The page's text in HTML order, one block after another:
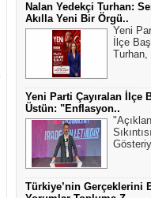
Nalan Yedekçi Turhan:
Akılla Yeni Bir Örgü..
Yeni
İlçe
Turhan,
Yeni Parti Çayıralan İlçe
Üstün: "Enflasyon..
Türkiye’nin Gerçeklerini